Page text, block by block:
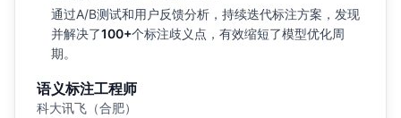
通过A/B测试和用户反馈分析，持续迭代标注方案，发现
并解决了100+个标注歧义点，有效缩短了模型优化周
期。
语义标注工程师
科大讯飞（合肥）